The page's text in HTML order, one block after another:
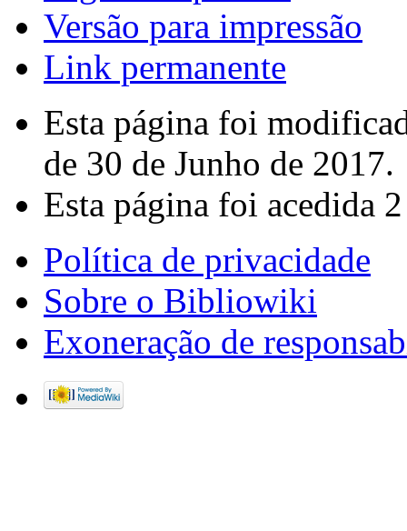
Versão para impressão
Link permanente
Esta página foi
de 30 de Junho de 2017.
Esta página foi acedida
Política de privacidade
Sobre o Bibliowiki
Exoneração de